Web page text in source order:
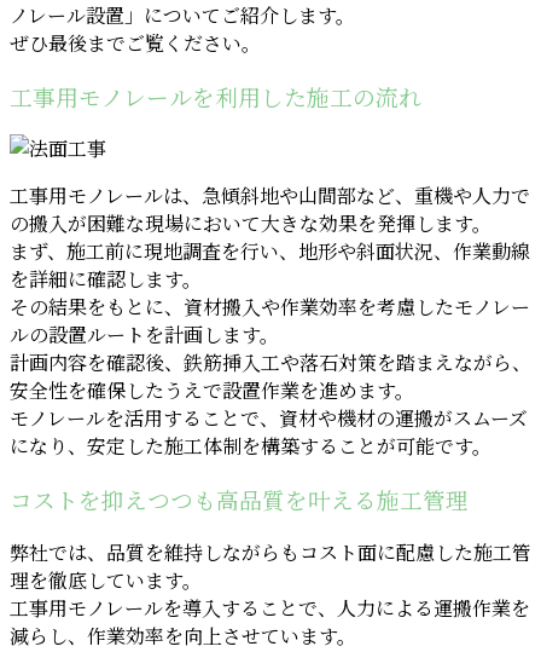
ノレール設置」についてご紹介します。
ぜひ最後までご覧ください。
工事用モノレールを利用した施工の流れ
工事用モノレールは、急傾斜地や山間部など、重機や人力で
の搬入が困難な現場において大きな効果を発揮します。
まず、施工前に現地調査を行い、地形や斜面状況、作業動線
を詳細に確認します。
その結果をもとに、資材搬入や作業効率を考慮したモノレー
ルの設置ルートを計画します。
計画内容を確認後、鉄筋挿入工や落石対策を踏まえながら、
安全性を確保したうえで設置作業を進めます。
モノレールを活用することで、資材や機材の運搬がスムーズ
になり、安定した施工体制を構築することが可能です。
コストを抑えつつも高品質を叶える施工管理
弊社では、品質を維持しながらもコスト面に配慮した施工管
理を徹底しています。
工事用モノレールを導入することで、人力による運搬作業を
減らし、作業効率を向上させています。